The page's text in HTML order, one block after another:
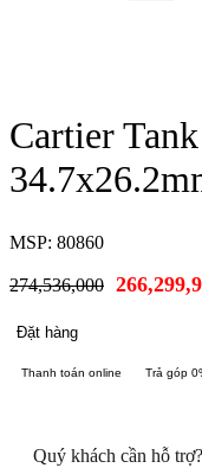
Cartier
MSP: 80860
274,536,000
Đặt hàng
Thanh toán online Trả góp
Quý khách cần hỗ trợ?